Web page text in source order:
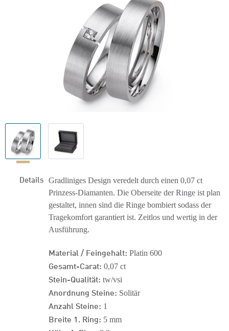
Details Gradliniges Design veredelt durch einen 0,07 ct
Prinzess-Diamanten. Die Oberseite der Ringe ist plan
gestaltet, innen sind die Ringe bombiert sodass der
Tragekomfort garantiert ist. Zeitlos und wertig in der
Ausführung.
Material / Feingehalt: Platin 600
Gesamt-Carat: 0,07 ct
Stein-Qualität: tw/vsi
Anordnung Steine: Solitär
Anzahl Steine: 1
Breite 1. Ring: 5 mm